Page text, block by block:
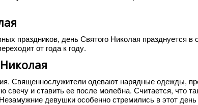
праздников, день Святого Николая празднуется в
от года к году.
Священнослужители одевают нарядные одежды,
свечу и ставить ее после молебна. Считается, что
девушки особенно стремились в этот